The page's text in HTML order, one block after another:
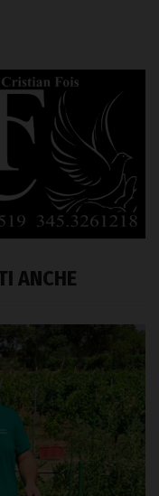
ANCHE